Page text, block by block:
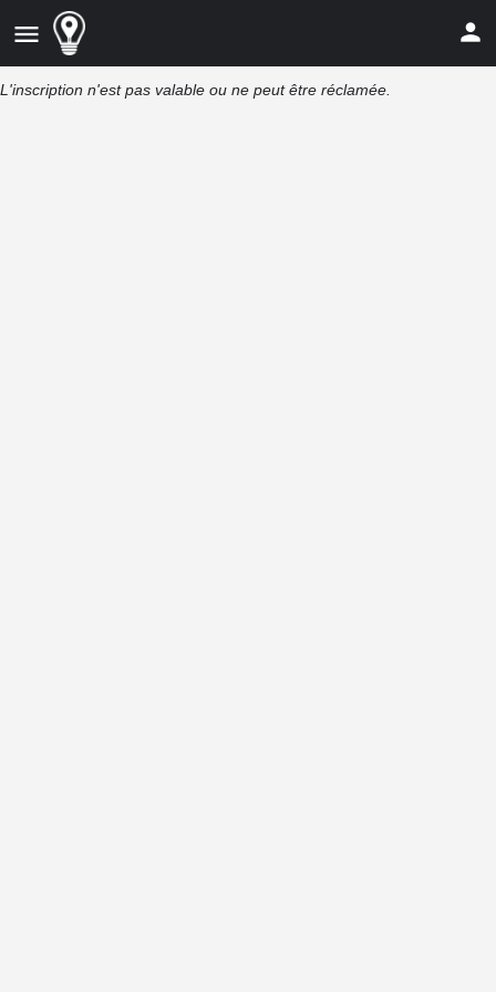
L'inscription n'est pas valable ou ne peut être réclamée.